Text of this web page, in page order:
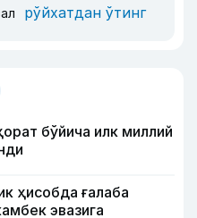
рўйхатдан ўтинг
бўйича илк миллий
ҳисобда ғалаба
эвазига